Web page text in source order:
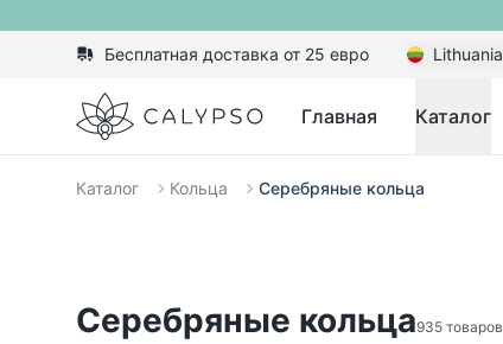
Бесплатная доставка от 25 евро Lithuania
Calypso Главная Каталог
Каталог Кольца Серебряные кольца
Серебряные кольца935 товаров